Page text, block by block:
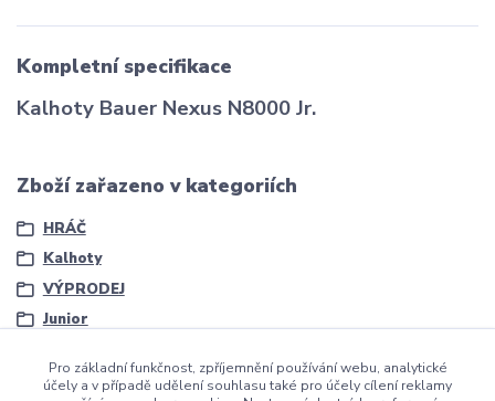
Kompletní specifikace
Kalhoty Bauer Nexus N8000 Jr.
Zboží zařazeno v kategoriích
HRÁČ
Kalhoty
VÝPRODEJ
Junior
Pro základní funkčnost, zpříjemnění používání webu, analytické
účely a v případě udělení souhlasu také pro účely cílení reklamy